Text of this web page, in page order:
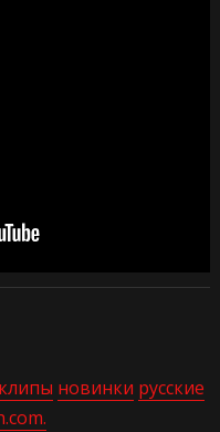
новинки русские